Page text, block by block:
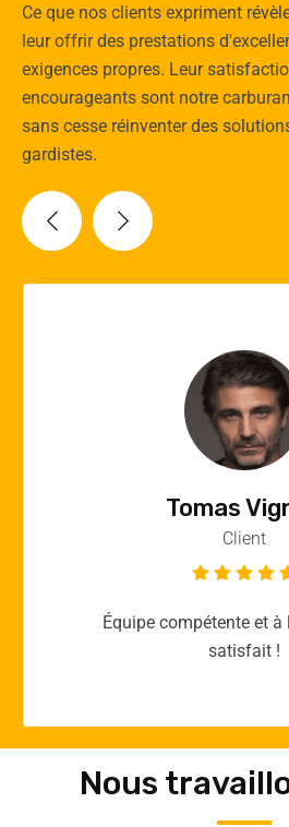
Ce que nos clients expriment
leur offrir des prestations
exigences propres. Leur
encourageants sont notre
sans cesse réinventer des
gardistes.
Vincent
Client
Merci yellow365.work pour
Nous